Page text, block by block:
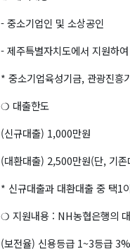
- 중소기업인 및 소상공인
- 제주특별자치도에서 지원하
* 중소기업육성기금, 관광진흥
❍ 대출한도
(신규대출) 1,000만원
(대환대출) 2,500만원(단, 기존
* 신규대출과 대환대출 중 택1
❍ 지원내용 : NH농협은행의
(보전율) 신용등급 1~3등급